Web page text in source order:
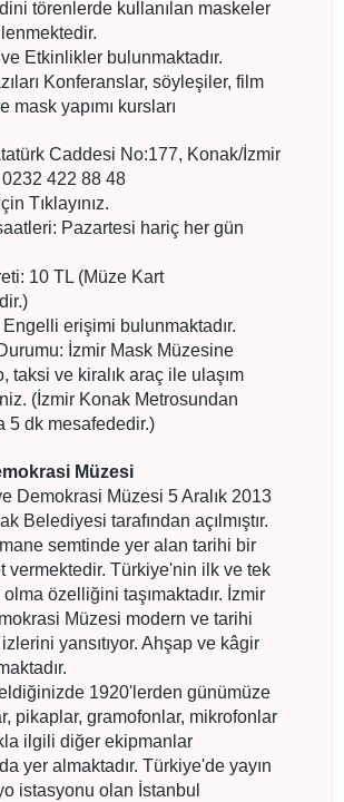
törenlerde kullanılan maskeler
Etkinlikler bulunmaktadır.
Konferanslar, söyleşiler, film
mask yapımı kursları
Caddesi No:177, Konak/İzmir
422 88 48
Tıklayınız.
Pazartesi hariç her gün
10 TL (Müze Kart
erişimi bulunmaktadır.
İzmir Mask Müzesine
taksi ve kiralık araç ile ulaşım
(İzmir Konak Metrosundan
5 dk mesafededir.)
Müzesi
Demokrasi Müzesi 5 Aralık 2013
Belediyesi tarafından açılmıştır.
semtinde yer alan tarihi bir
vermektedir. Türkiye'nin ilk ve tek
özelliğini taşımaktadır. İzmir
Müzesi modern ve tarihi
yansıtıyor. Ahşap ve kâgir
1920'lerden günümüze
pikaplar, gramofonlar, mikrofonlar
ilgili diğer ekipmanlar
yer almaktadır. Türkiye'de yayın
istasyonu olan İstanbul